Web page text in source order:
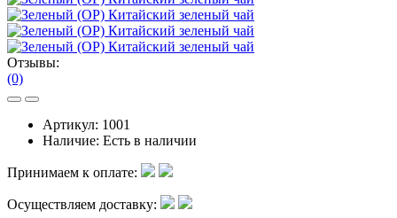
Отзывы:
(0)
Артикул: 1001
Наличие: Есть в наличии
Принимаем к оплате:
Осуществляем доставку: